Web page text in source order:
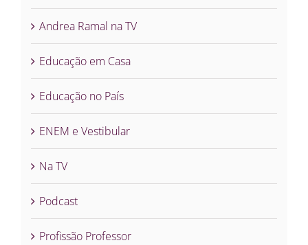
Andrea Ramal na TV
Educação em Casa
Educação no País
ENEM e Vestibular
Na TV
Podcast
Profissão Professor